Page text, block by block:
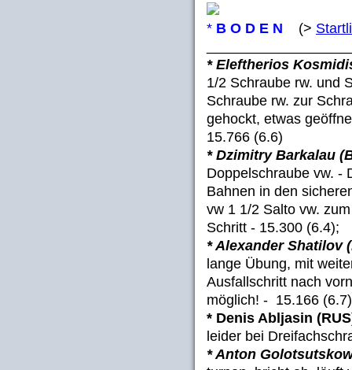
* B O D E N (>
* Eleftherios
1/2 Schraube rw. und
Schraube rw. zur
gehockt, etwas
15.766 (6.6)
* Dzimitry Barkalau
Doppelschraube vw. -
Bahnen in den
vw 1 1/2 Salto vw.
Schritt - 15.300 (6.4);
* Alexander Shatilov
lange Übung, mit
Ausfallschritt nach
möglich! - 15.166 (6.7)
* Denis Abljasin
leider bei
* Anton